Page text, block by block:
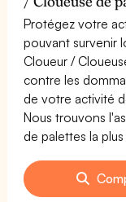
Protégez votre
pouvant survenir
Cloueur /
contre les
de votre activité
Nous trouvons
de palettes la